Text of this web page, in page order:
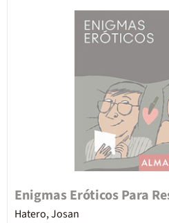
Enigmas Eróticos Para
Hatero, Josan